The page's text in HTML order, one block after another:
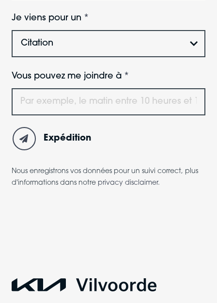
Je viens pour un
Vous pouvez me joindre à
Expédition
Nous enregistrons vos données pour un suivi correct, plus
d'informations dans notre privacy disclaimer.